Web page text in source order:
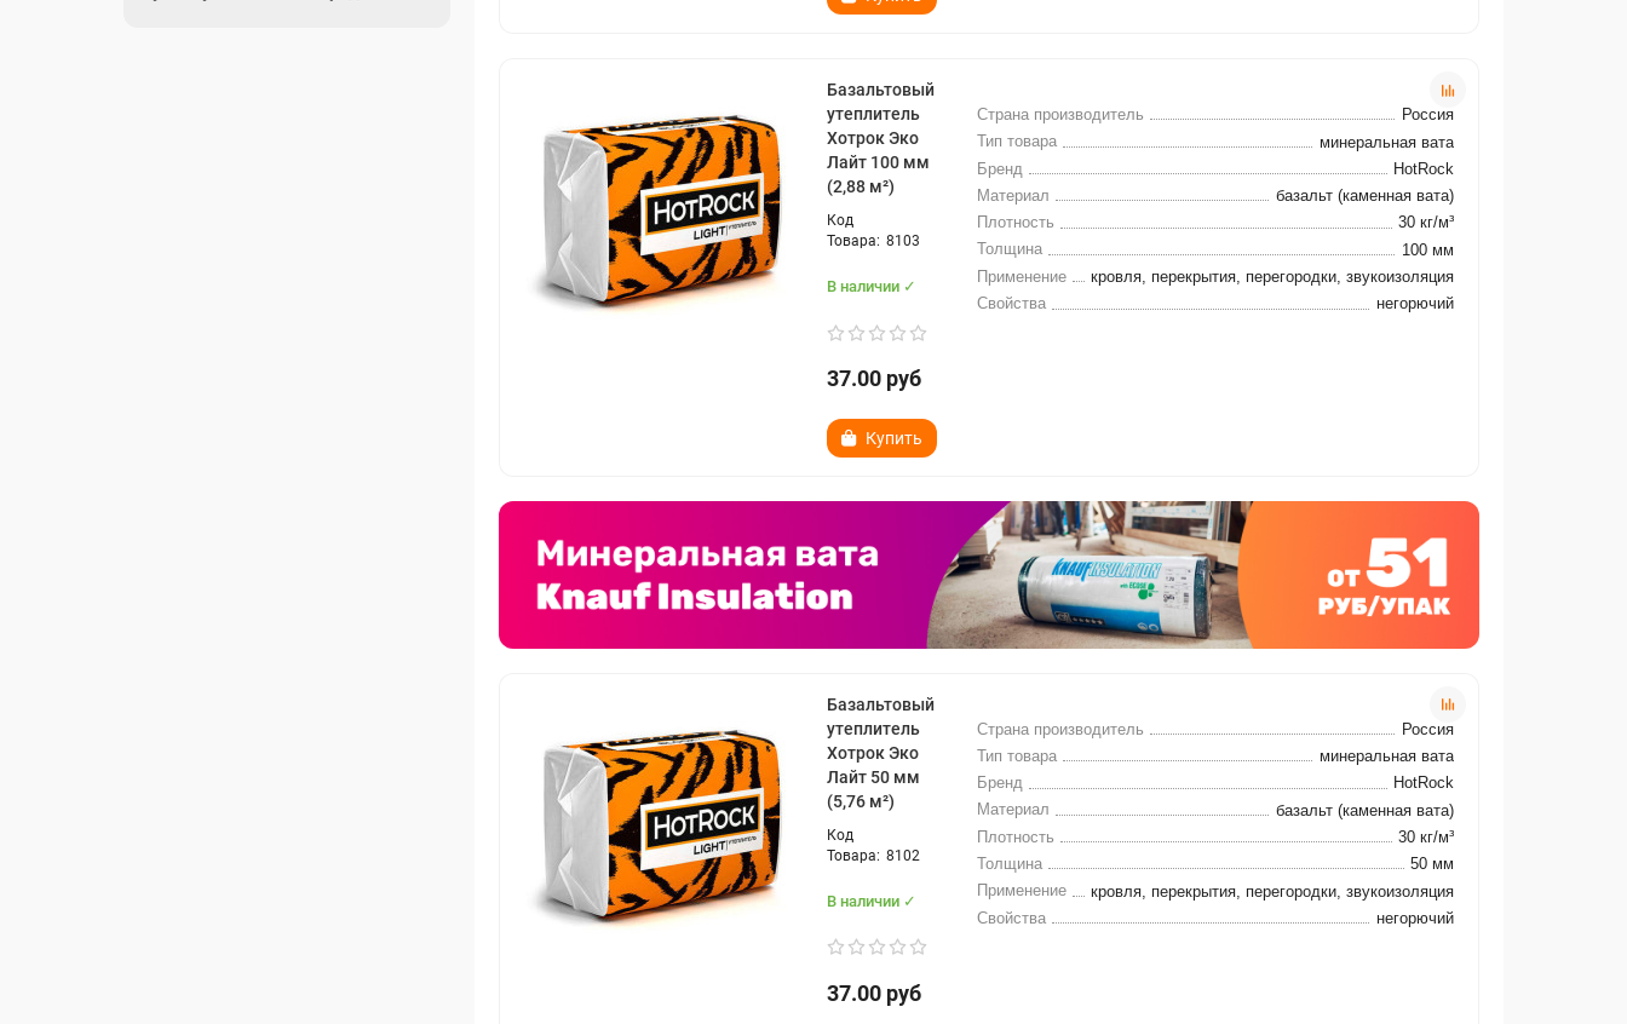
Базальтовый
утеплитель
Хотрок Эко
Лайт 100 мм
(2,88 м²)
8103
В наличии ✓
37.00 руб
Купить
Страна производитель
Россия
Тип товара
минеральная вата
Бренд
HotRock
Материал
базальт (каменная вата)
Плотность
30 кг/м³
Толщина
100 мм
Применение
кровля, перекрытия, перегородки, звукоизоляция
Свойства
негорючий
Базальтовый
утеплитель
Хотрок Эко
Лайт 50 мм
(5,76 м²)
8102
В наличии ✓
37.00 руб
Страна производитель
Россия
Тип товара
минеральная вата
Бренд
HotRock
Материал
базальт (каменная вата)
Плотность
30 кг/м³
Толщина
50 мм
Применение
кровля, перекрытия, перегородки, звукоизоляция
Свойства
негорючий